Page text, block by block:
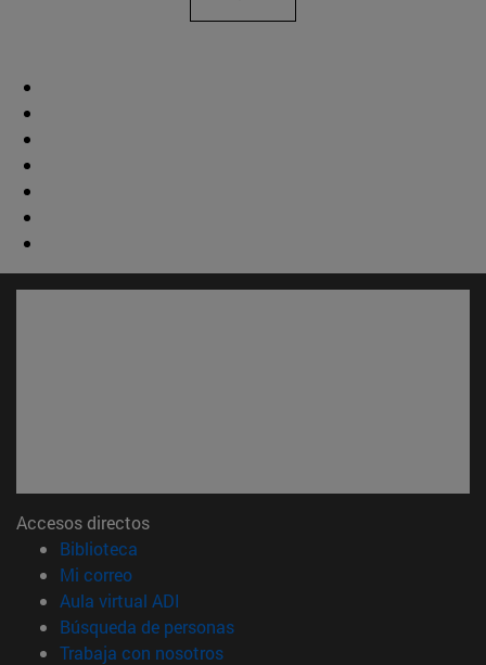
Accesos directos
Biblioteca
Mi correo(abre en nueva ventana)
Aula virtual ADI
Búsqueda de personas(abre en nueva ventana)
Trabaja con nosotros(abre en nueva ventana)